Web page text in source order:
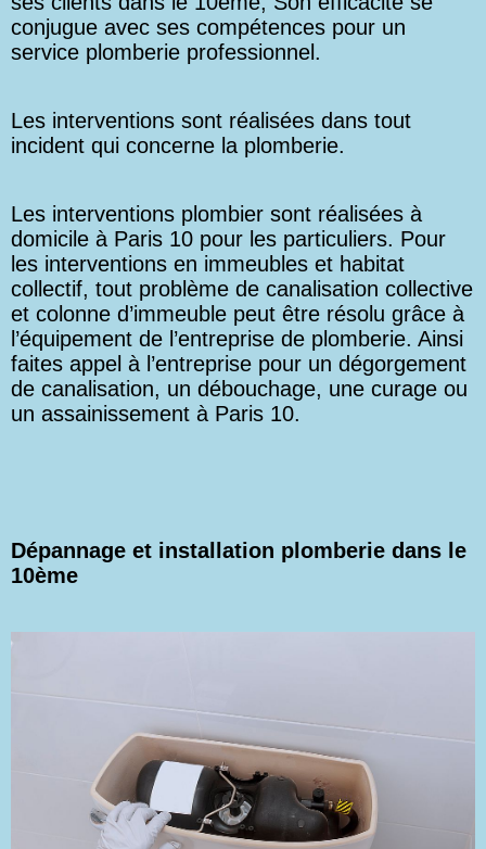
conjugue avec ses compétences pour un
service plomberie professionnel.
Les interventions sont réalisées dans tout
incident qui concerne la plomberie.
Les interventions plombier sont réalisées à
domicile à Paris 10 pour les particuliers. Pour
les interventions en immeubles et habitat
collectif, tout problème de canalisation collective
et colonne d’immeuble peut être résolu grâce à
l’équipement de l’entreprise de plomberie. Ainsi
faites appel à l’entreprise pour un dégorgement
de canalisation, un débouchage, une curage ou
un assainissement à Paris 10.
Dépannage et installation plomberie dans le
10ème